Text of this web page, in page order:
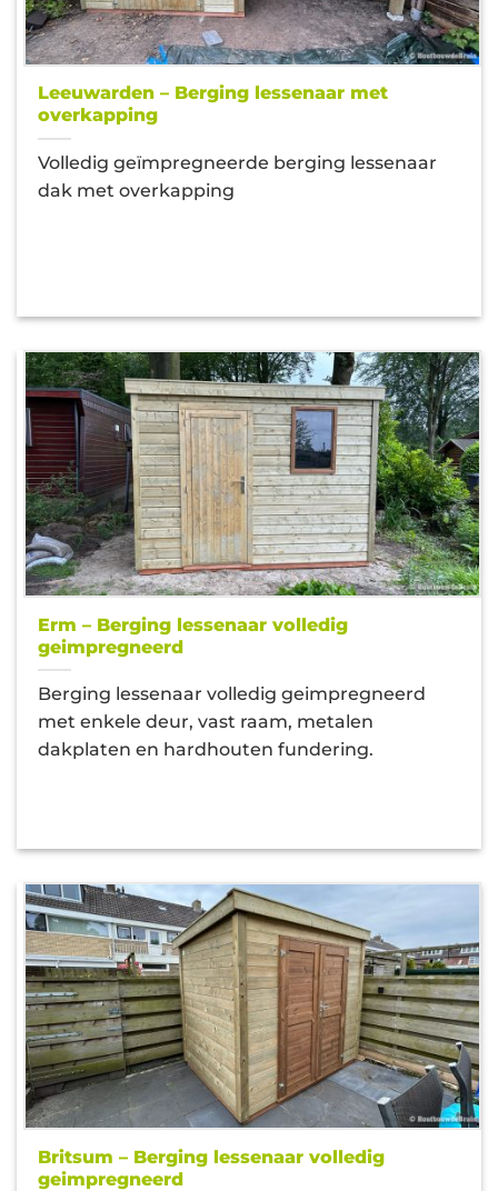
Leeuwarden – Berging lessenaar met
overkapping
Volledig geïmpregneerde berging lessenaar
dak met overkapping
Erm – Berging lessenaar volledig
geimpregneerd
Berging lessenaar volledig geimpregneerd
met enkele deur, vast raam, metalen
dakplaten en hardhouten fundering.
Britsum – Berging lessenaar volledig
geimpregneerd